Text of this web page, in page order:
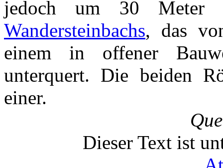
jedoch um 30 Meter
Wandersteinbachs, das
einem in offener
unterquert. Die beiden
einer.
Dieser Text ist